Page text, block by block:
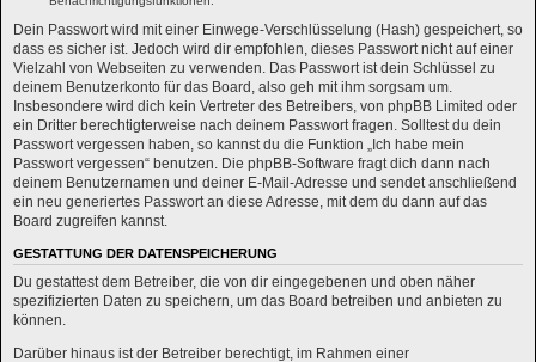
Dein Passwort wird mit einer Einwege-Verschlüsselung (Hash) gespeichert, so
dass es sicher ist. Jedoch wird dir empfohlen, dieses Passwort nicht auf einer
Vielzahl von Webseiten zu verwenden. Das Passwort ist dein Schlüssel zu
deinem Benutzerkonto für das Board, also geh mit ihm sorgsam um.
Insbesondere wird dich kein Vertreter des Betreibers, von phpBB Limited oder
ein Dritter berechtigterweise nach deinem Passwort fragen. Solltest du dein
Passwort vergessen haben, so kannst du die Funktion „Ich habe mein
Passwort vergessen“ benutzen. Die phpBB-Software fragt dich dann nach
deinem Benutzernamen und deiner E-Mail-Adresse und sendet anschließend
ein neu generiertes Passwort an diese Adresse, mit dem du dann auf das
Board zugreifen kannst.
GESTATTUNG DER DATENSPEICHERUNG
Du gestattest dem Betreiber, die von dir eingegebenen und oben näher
spezifizierten Daten zu speichern, um das Board betreiben und anbieten zu
können.
Darüber hinaus ist der Betreiber berechtigt, im Rahmen einer